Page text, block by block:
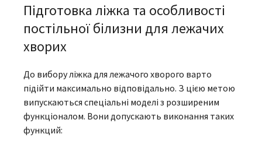
Підготовка ліжка та особливості
постільної білизни для лежачих
хворих
До вибору ліжка для лежачого хворого варто
підійти максимально відповідально. З цією метою
випускаються спеціальні моделі з розширеним
функціоналом. Вони допускають виконання таких
функций: